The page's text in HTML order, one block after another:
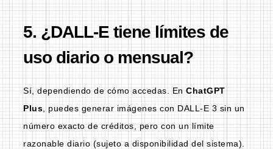
5. ¿DALL-E tiene límites de
uso diario o mensual?
Sí, dependiendo de cómo accedas. EnChatGPT
Plus , puedes generar imágenes con DALL-E 3 sin un
número exacto de créditos, pero con un límite
razonable diario (sujeto a disponibilidad del sistema).